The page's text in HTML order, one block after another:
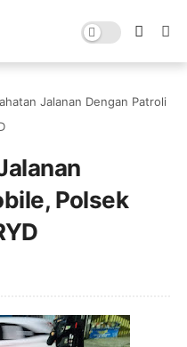
Jalanan Dengan Patroli
Polsek